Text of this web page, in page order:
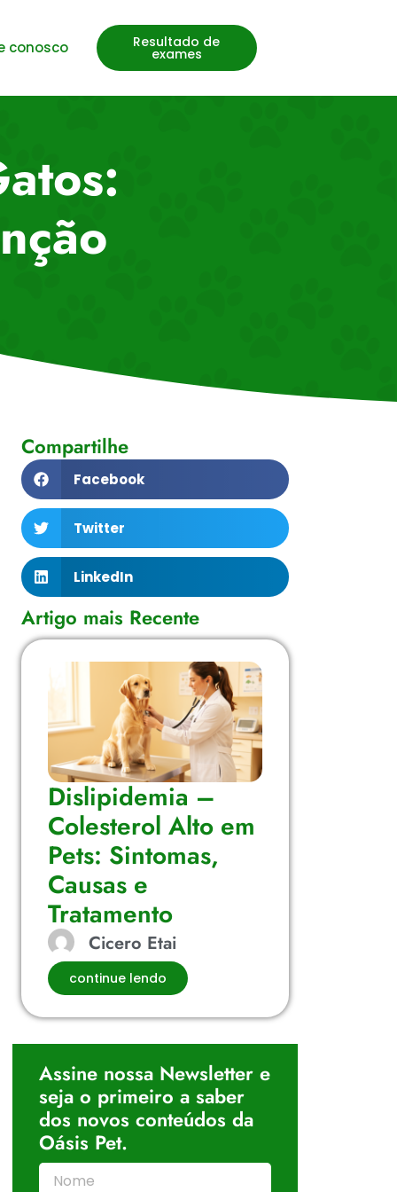
conosco Resultado de
exames
Compartilhe
Facebook
Twitter
LinkedIn
Artigo mais Recente
Dislipidemia –
Colesterol Alto em
Pets: Sintomas,
Causas e
Tratamento
Cicero Etai
continue lendo
Assine nossa Newsletter e
seja o primeiro a saber
dos novos conteúdos da
Oásis Pet.